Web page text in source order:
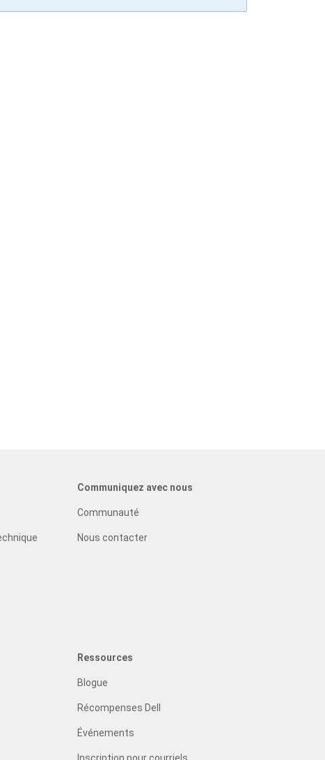
Communiquez avec nous
Communauté
Nous contacter
Ressources
Blogue
Récompenses Dell
Événements